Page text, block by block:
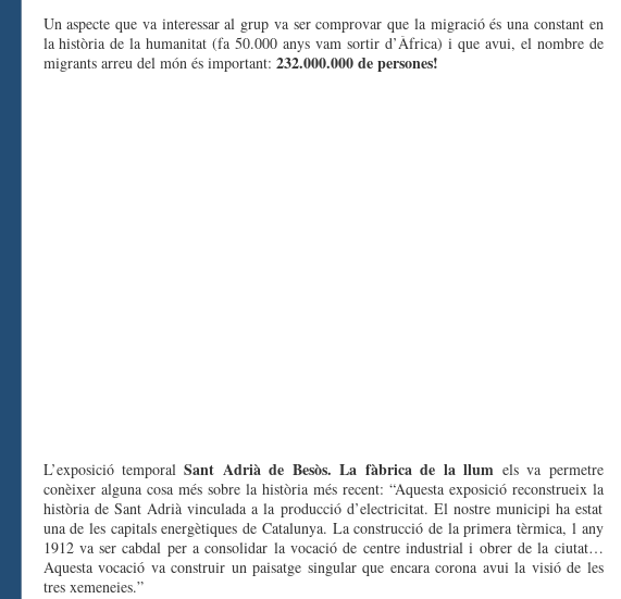
Un aspecte que va interessar al grup va ser comprovar que la migració és una constant en
la història de la humanitat (fa 50.000 anys vam sortir d’Àfrica) i que avui, el nombre de
migrants arreu del món és important: 232.000.000 de persones!
L’exposició temporalSant Adrià de Besòs. La fàbrica de la llum els va permetre
conèixer alguna cosa més sobre la història més recent: “Aquesta exposició reconstrueix la
història de Sant Adrià vinculada a la producció d’electricitat. El nostre municipi ha estat
una de les capitals energètiques de Catalunya. La construcció de la primera tèrmica, l any
1912 va ser cabdal per a consolidar la vocació de centre industrial i obrer de la ciutat…
Aquesta vocació va construir un paisatge singular que encara corona avui la visió de les
tres xemeneies.”